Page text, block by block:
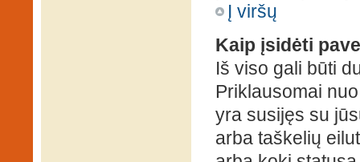
Į viršų
Kaip įsidėti
Iš viso gali būti
Priklausomai
yra susijęs su
arba taškelių